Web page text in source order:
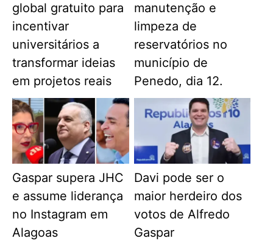
global gratuito para
incentivar
universitários a
transformar ideias
em projetos reais
manutenção e
limpeza de
reservatórios no
município de
Penedo, dia 12.
Gaspar supera JHC
e assume liderança
no Instagram em
Alagoas
Davi pode ser o
maior herdeiro dos
votos de Alfredo
Gaspar